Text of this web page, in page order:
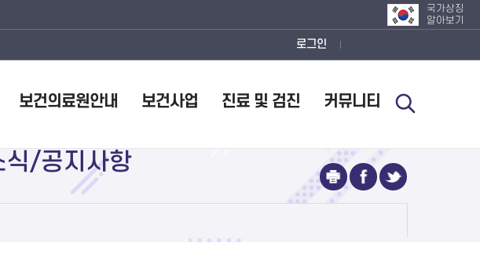
국가상징
알아보기
로그인
보건의료원안내 보건사업 진료 및 검진 커뮤니티
식/공지사항